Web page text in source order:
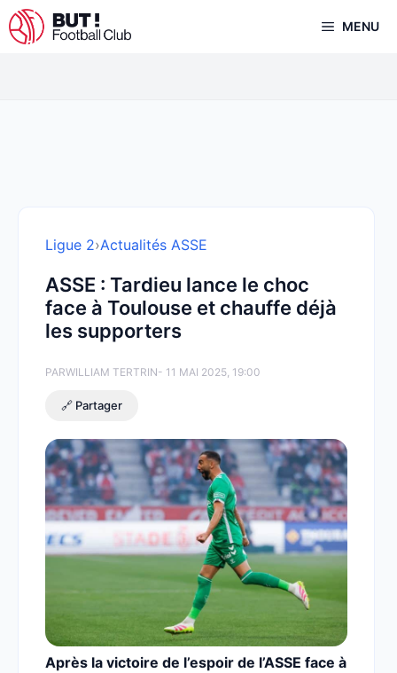
Aller
au
MENU
Ligue 2›Actualités ASSE
ASSE : Tardieu lance le choc
face à Toulouse et chauffe déjà
les supporters
PARWILLIAM TERTRIN- 11 MAI 2025, 19:00
🔗 Partager
Après la victoire de l’espoir de l’ASSE face à